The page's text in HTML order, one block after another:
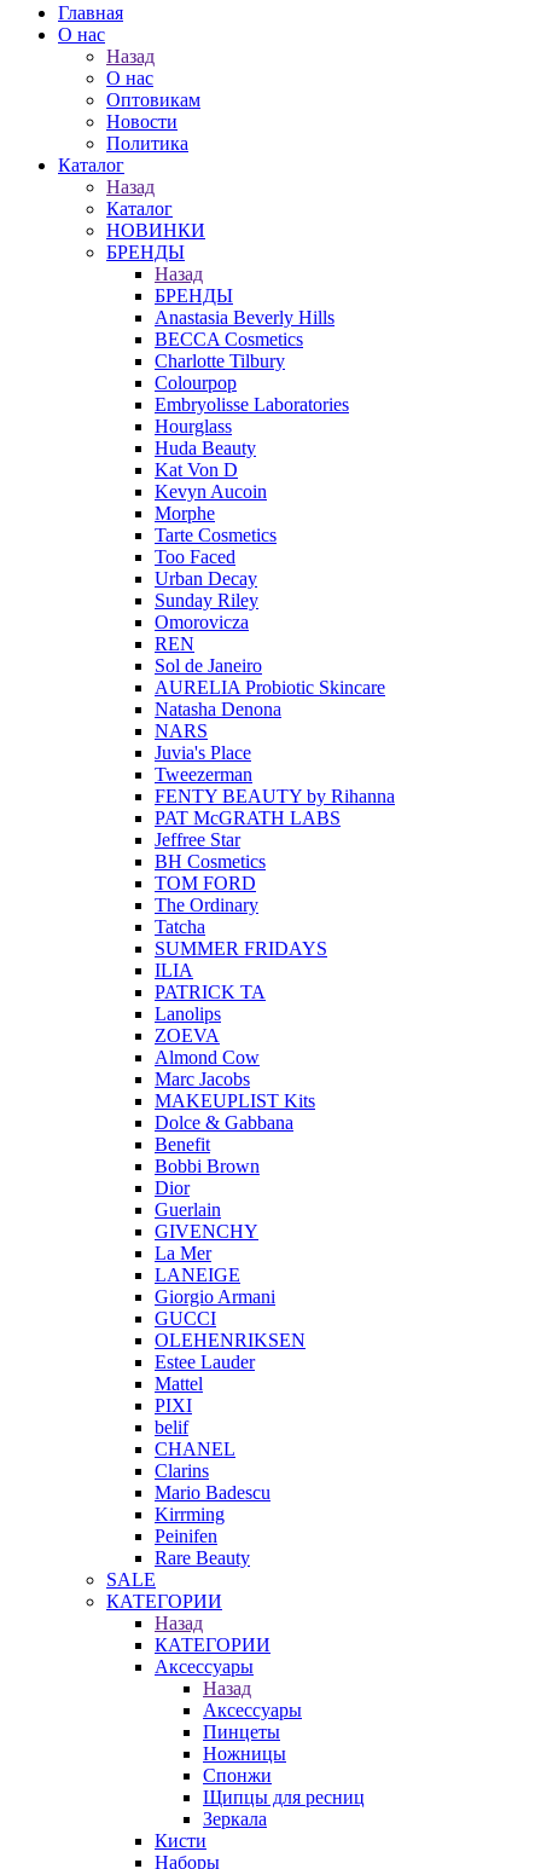
Главная
О нас
Назад
О нас
Оптовикам
Новости
Политика
Каталог
Назад
Каталог
НОВИНКИ
БРЕНДЫ
Назад
БРЕНДЫ
Anastasia Beverly Hills
BECCA Cosmetics
Charlotte Tilbury
Colourpop
Embryolisse Laboratories
Hourglass
Huda Beauty
Kat Von D
Kevyn Aucoin
Morphe
Tarte Cosmetics
Too Faced
Urban Decay
Sunday Riley
Omorovicza
REN
Sol de Janeiro
AURELIA Probiotic Skincare
Natasha Denona
NARS
Juvia's Place
Tweezerman
FENTY BEAUTY by Rihanna
PAT McGRATH LABS
Jeffree Star
BH Cosmetics
TOM FORD
The Ordinary
Tatcha
SUMMER FRIDAYS
ILIA
PATRICK TA
Lanolips
ZOEVA
Almond Cow
Marc Jacobs
MAKEUPLIST Kits
Dolce & Gabbana
Benefit
Bobbi Brown
Dior
Guerlain
GIVENCHY
La Mer
LANEIGE
Giorgio Armani
GUCCI
OLEHENRIKSEN
Estee Lauder
Mattel
PIXI
belif
CHANEL
Clarins
Mario Badescu
Kirrming
Peinifen
Rare Beauty
SALE
КАТЕГОРИИ
Назад
КАТЕГОРИИ
Аксессуары
Назад
Аксессуары
Пинцеты
Ножницы
Спонжи
Щипцы для ресниц
Зеркала
Кисти
Наборы